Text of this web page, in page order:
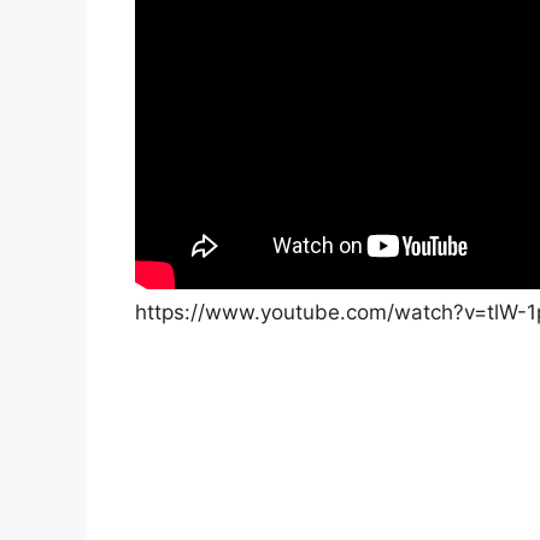
https://www.youtube.com/watch?v=tlW-